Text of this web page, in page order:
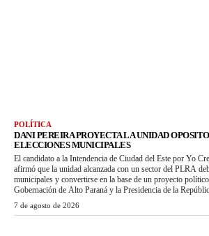
POLÍTICA
DANI PEREIRA PROYECTA LA UNIDAD
ELECCIONES MUNICIPALES
El candidato a la Intendencia de Ciudad del Este por Yo
afirmó que la unidad alcanzada con un sector del PLRA
municipales y convertirse en la base de un proyecto
Gobernación de Alto Paraná y la Presidencia de la
7 de agosto de 2026